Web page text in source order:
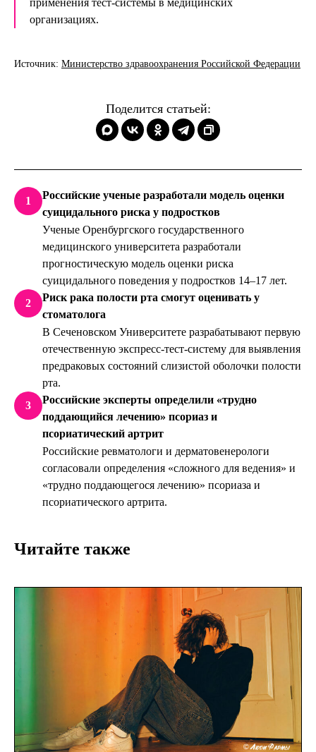
организациях.
Источник: Министерство здравоохранения Российской Федерации
Поделится статьей:
1
Российские ученые разработали модель оценки
суицидального риска у подростков
Ученые Оренбургского государственного
медицинского университета разработали
прогностическую модель оценки риска
суицидального поведения у подростков 14–17 лет.
2
Риск рака полости рта смогут оценивать у
стоматолога
В Сеченовском Университете разрабатывают первую
отечественную экспресс-тест-систему для выявления
предраковых состояний слизистой оболочки полости
рта.
3
Российские эксперты определили «трудно
поддающийся лечению» псориаз и
псориатический артрит
Российские ревматологи и дерматовенерологи
согласовали определения «сложного для ведения» и
«трудно поддающегося лечению» псориаза и
псориатического артрита.
Читайте также